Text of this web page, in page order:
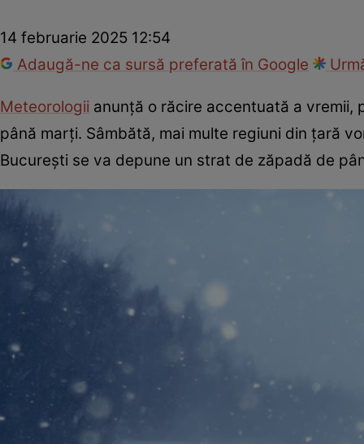
14 februarie 2025 12:54
Adaugă-ne ca sursă preferată în Google
Meteorologii anunță o răcire accentuată a vremii,
până marți. Sâmbătă, mai multe regiuni din țară
București se va depune un strat de zăpadă de